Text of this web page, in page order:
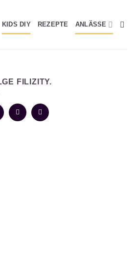
KIDS DIY REZEPTE ANLÄSSE
FILIZITY.